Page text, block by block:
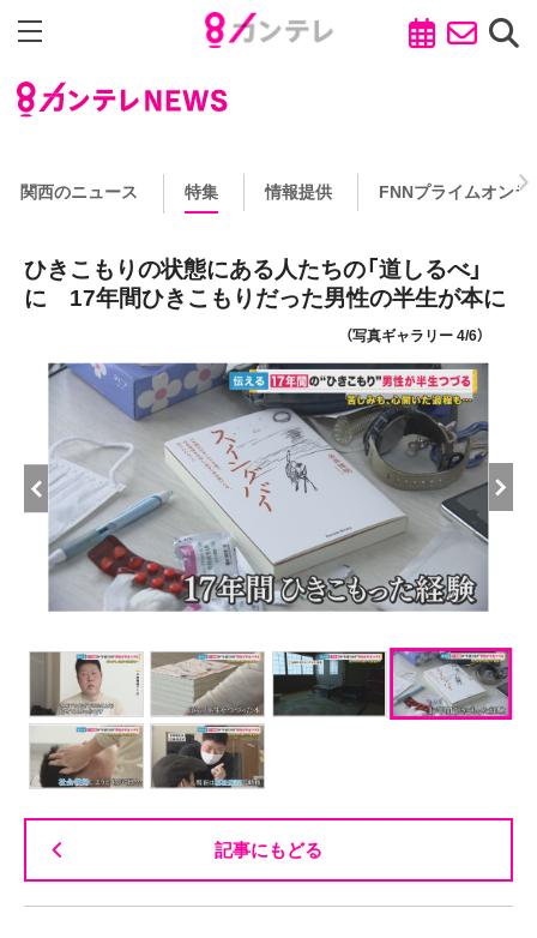
関西のニュース 特集 情報提供 FNNプライムオンラ
ひきこもりの状態にある人たちの「道しるべ」
に 17年間ひきこもりだった男性の半生が本に
（写真ギャラリー 4/6）
記事にもどる